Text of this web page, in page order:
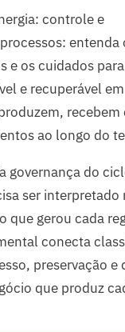
controle e
entenda
e os cuidados
e recuperável em
recebem
ao longo do
governança do
ser interpretado
que gerou cada
conecta
preservação e
que produz